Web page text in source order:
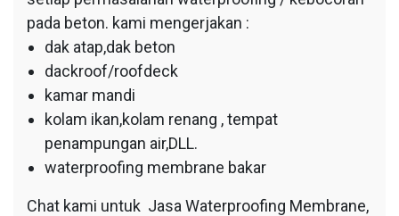
pada beton. kami mengerjakan :
dak atap,dak beton
dackroof/roofdeck
kamar mandi
kolam ikan,kolam renang , tempat
penampungan air,DLL.
waterproofing membrane bakar
Chat kami untuk Jasa Waterproofing Membrane,